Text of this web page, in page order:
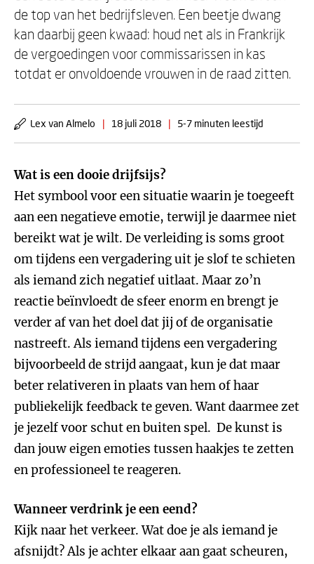
de top van het bedrijfsleven. Een beetje dwang
kan daarbij geen kwaad: houd net als in Frankrijk
de vergoedingen voor commissarissen in kas
totdat er onvoldoende vrouwen in de raad zitten.
Lex van Almelo | 18 juli 2018 | 5-7 minuten leestijd
Wat is een dooie drijfsijs?
Het symbool voor een situatie waarin je toegeeft
aan een negatieve emotie, terwijl je daarmee niet
bereikt wat je wilt. De verleiding is soms groot
om tijdens een vergadering uit je slof te schieten
als iemand zich negatief uitlaat. Maar zo’n
reactie beïnvloedt de sfeer enorm en brengt je
verder af van het doel dat jij of de organisatie
nastreeft. Als iemand tijdens een vergadering
bijvoorbeeld de strijd aangaat, kun je dat maar
beter relativeren in plaats van hem of haar
publiekelijk feedback te geven. Want daarmee zet
je jezelf voor schut en buiten spel. De kunst is
dan jouw eigen emoties tussen haakjes te zetten
en professioneel te reageren.
Wanneer verdrink je een eend?
Kijk naar het verkeer. Wat doe je als iemand je
afsnijdt? Als je achter elkaar aan gaat scheuren,